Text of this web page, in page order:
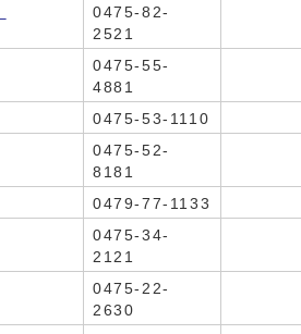
0475-82-
2521
0475-55-
4881
0475-53-1110
0475-52-
8181
0479-77-1133
0475-34-
2121
0475-22-
2630